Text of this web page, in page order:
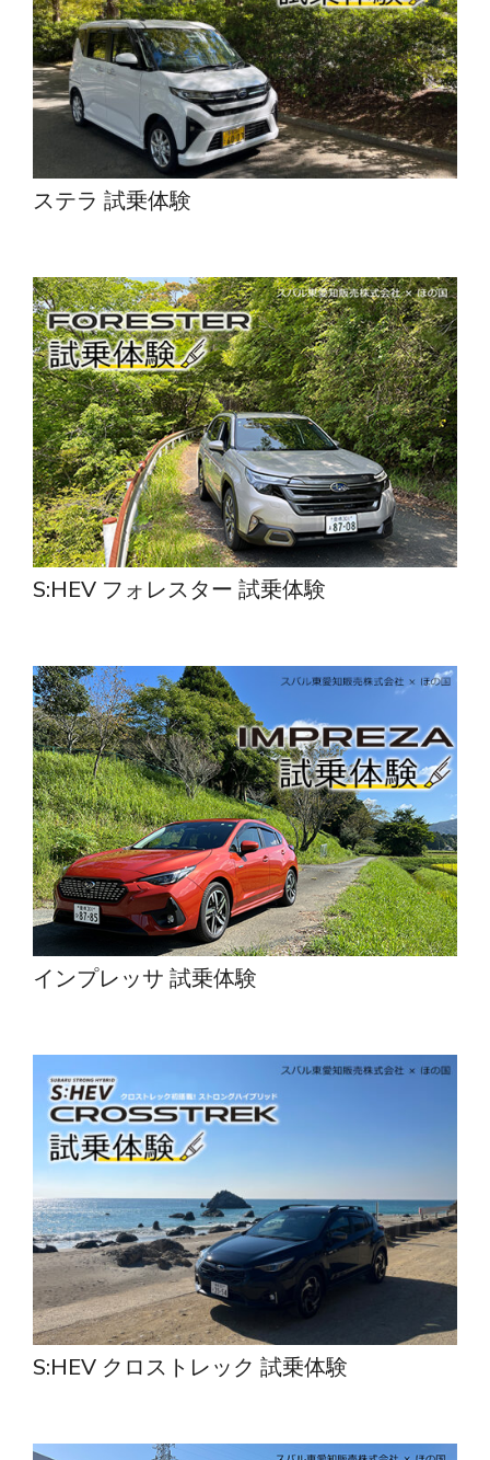
ステラ 試乗体験
S:HEV フォレスター 試乗体験
インプレッサ 試乗体験
S:HEV クロストレック 試乗体験